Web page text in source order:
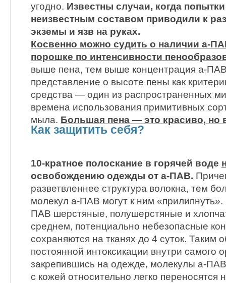
угодно. Известны случаи, когда
неизвестным составом приводили к
экземы и язв на руках.
Косвенно можно судить о наличии а-
порошке по интенсивности
выше пена, тем выше концентрация а-
представление о высоте пены как
средства — один из распространенных
времена использования примитивных
мыла. Большая пена — это красиво, но
Как защитить себя?
10-кратное полоскание в горячей воде
освобождению одежды от а-ПАВ.
разветвленнее структура волокна, тем
молекул а-ПАВ могут к ним
ПАВ шерстяные, полушерстяные и
среднем, потенциально небезопасные
сохраняются на тканях до 4 суток. Таким
постоянной интоксикации внутри самого
закрепившись на одежде, молекулы а-
с кожей относительно легко переносятся